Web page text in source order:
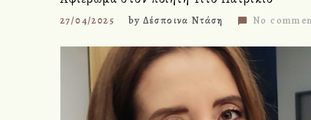
27/04/2025 by Δέσποινα Ντάση No